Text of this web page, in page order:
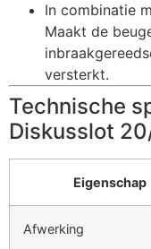
In combinatie
Maakt de
versterkt.
Technische
Diskusslot
Eigenschap
Afwerking